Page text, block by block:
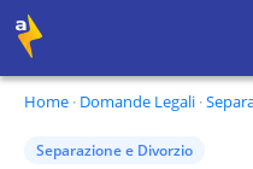
Home · Domande Legali ·
Separazione e Divorzio